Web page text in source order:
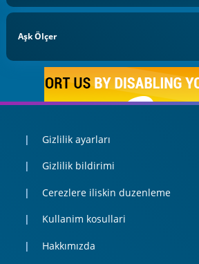
Aşk Ölçer
Gizlilik ayarları
Gizlilik bildirimi
Cerezlere iliskin duzenleme
Kullanim kosullari
Hakkımızda